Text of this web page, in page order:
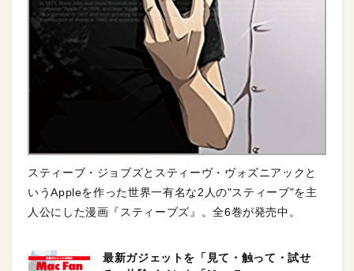
スティーブ・ジョブズとスティーヴ・ヴォズニアックと
いうAppleを作った世界一有名な2人の"スティーブ"を主
人公にした漫画『スティーブズ』。全6巻が発売中。
最新ガジェットを「見て・触って・試せ